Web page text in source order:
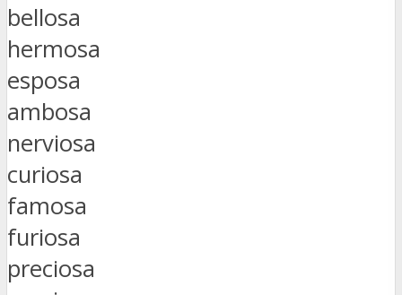
bellosa
hermosa
esposa
ambosa
nerviosa
curiosa
famosa
furiosa
preciosa